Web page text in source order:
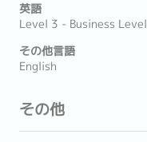
英語
Level 3 - Business Level
その他言語
English
その他